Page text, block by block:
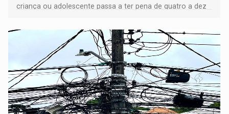
criança ou adolescente passa a ter pena de quatro a dez